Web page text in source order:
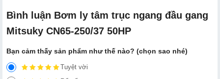
Bình luận Bơm ly tâm trục ngang đầu gang
Mitsuky CN65-250/37 50HP
Bạn cảm thấy sản phẩm như thế nào? (chọn sao nhé)
Tuyệt vời